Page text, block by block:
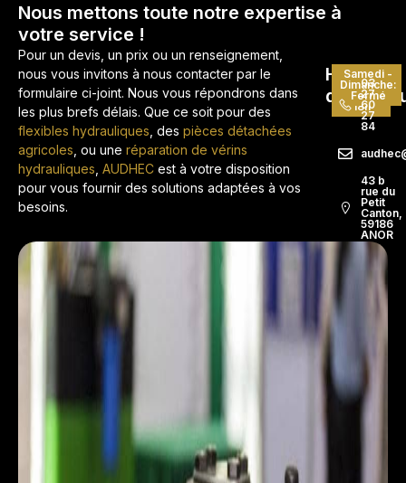
Nous mettons toute notre expertise à
votre service !
Pour un devis, un prix ou un renseignement,
nous vous invitons à nous contacter par le
formulaire ci-joint. Nous vous répondrons dans
les plus brefs délais. Que ce soit pour des
flexibles hydrauliques , des pièces détachées
agricoles , ou une réparation de vérins
hydrauliques AUDHEC est à votre disposition
pour vous fournir des solutions adaptées à vos
besoins.
Heures
Lundi -
Vendredi
: 08h -
18h
Samedi -
Dimanche:
Fermé
03
27
60
27
84
43 b
rue du
Petit
Canton,
59186
ANOR